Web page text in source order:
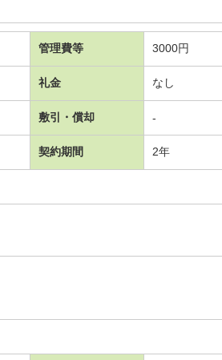
管理費等 3000円
礼金 なし
敷引・償却 -
契約期間 2年